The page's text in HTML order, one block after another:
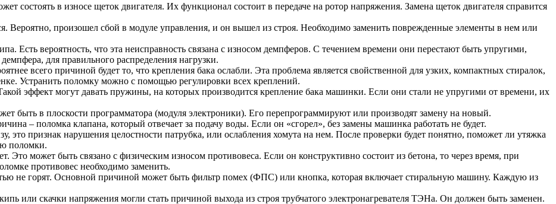
состоять в износе щеток двигателя. Их функционал состоит в передаче на ротор напряжения. Замена щеток двигателя справится
Вероятно, произошел сбой в модуле управления, и он вышел из строя. Необходимо заменить поврежденные элементы в нем или
Есть вероятность, что эта неисправность связана с износом демпферов. С течением времени они перестают быть упругими,
для правильного распределения нагрузки.
всего причиной будет то, что крепления бака ослабли. Эта проблема является свойственной для узких, компактных стиралок,
Устранить поломку можно с помощью регулировки всех креплений.
эффект могут давать пружины, на которых производится крепление бака машинки. Если они стали не упругими от времени, их
быть в плоскости программатора (модуля электроники). Его перепрограммируют или производят замену на новый.
– поломка клапана, который отвечает за подачу воды. Если он «сгорел», без замены машинка работать не будет.
это признак нарушения целостности патрубка, или ослабления хомута на нем. После проверки будет понятно, поможет ли утяжка
поломки.
Это может быть связано с физическим износом противовеса. Если он конструктивно состоит из бетона, то через время, при
противовес необходимо заменить.
не горят. Основной причиной может быть фильтр помех (ФПС) или кнопка, которая включает стиральную машину. Каждую из
или скачки напряжения могли стать причиной выхода из строя трубчатого электронагревателя ТЭНа. Он должен быть заменен.